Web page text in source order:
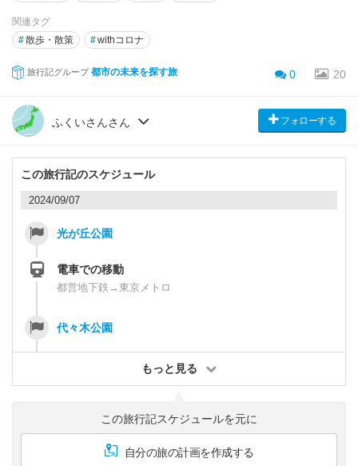
関連タグ
#散歩・散策 #withコロナ
旅行記グループ 都市の未来を探す旅 0 20
ふくいさんさん フォローする
この旅行記のスケジュール
2024/09/07
光が丘公園
電車での移動
都営地下鉄→東京メトロ
代々木公園
もっと見る
この旅行記スケジュールを元に
自分の旅の計画を作成する